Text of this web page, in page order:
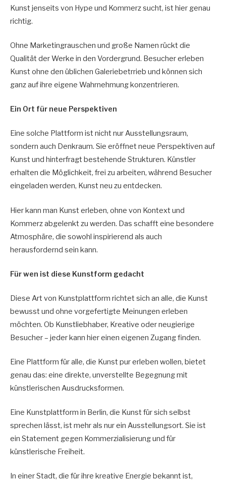
Kunst jenseits von Hype und Kommerz sucht, ist hier genau
richtig.
Ohne Marketingrauschen und große Namen rückt die
Qualität der Werke in den Vordergrund. Besucher erleben
Kunst ohne den üblichen Galeriebetrrieb und können sich
ganz auf ihre eigene Wahrnehmung konzentrieren.
Ein Ort für neue Perspektiven
Eine solche Plattform ist nicht nur Ausstellungsraum,
sondern auch Denkraum. Sie eröffnet neue Perspektiven auf
Kunst und hinterfragt bestehende Strukturen. Künstler
erhalten die Möglichkeit, frei zu arbeiten, während Besucher
eingeladen werden, Kunst neu zu entdecken.
Hier kann man Kunst erleben, ohne von Kontext und
Kommerz abgelenkt zu werden. Das schafft eine besondere
Atmosphäre, die sowohl inspirierend als auch
herausfordernd sein kann.
Für wen ist diese Kunstform gedacht
Diese Art von Kunstplattform richtet sich an alle, die Kunst
bewusst und ohne vorgefertigte Meinungen erleben
möchten. Ob Kunstliebhaber, Kreative oder neugierige
Besucher – jeder kann hier einen eigenen Zugang finden.
Eine Plattform für alle, die Kunst pur erleben wollen, bietet
genau das: eine direkte, unverstellte Begegnung mit
künstlerischen Ausdrucksformen.
Eine Kunstplattform in Berlin, die Kunst für sich selbst
sprechen lässt, ist mehr als nur ein Ausstellungsort. Sie ist
ein Statement gegen Kommerzialisierung und für
künstlerische Freiheit.
In einer Stadt, die für ihre kreative Energie bekannt ist,